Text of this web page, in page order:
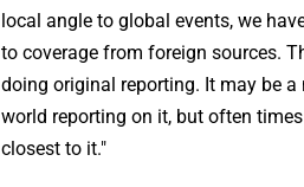
local angle to global events, we
to coverage from foreign sources.
doing original reporting. It may be
world reporting on it, but often
closest to it."